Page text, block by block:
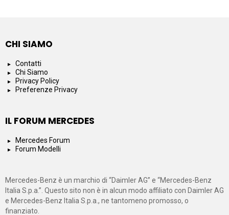
CHI SIAMO
Contatti
Chi Siamo
Privacy Policy
Preferenze Privacy
IL FORUM MERCEDES
Mercedes Forum
Forum Modelli
Mercedes-Benz è un marchio di “Daimler AG” e “Mercedes-Benz
Italia S.p.a.”. Questo sito non è in alcun modo affiliato con Daimler AG
e Mercedes-Benz Italia S.p.a., ne tantomeno promosso, o
finanziato.